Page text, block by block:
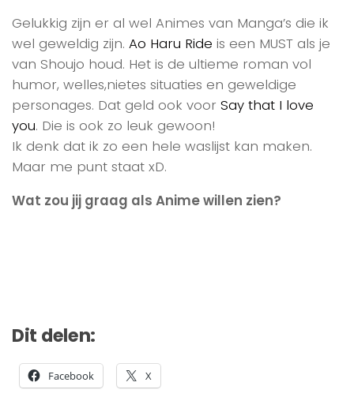
Gelukkig zijn er al wel Animes van Manga’s die ik
wel geweldig zijn. Ao Haru Ride is een MUST als je
van Shoujo houd. Het is de ultieme roman vol
humor, welles,nietes situaties en geweldige
personages. Dat geld ook voor Say that I love
you. Die is ook zo leuk gewoon!
Ik denk dat ik zo een hele waslijst kan maken.
Maar me punt staat xD.
Wat zou jij graag als Anime willen zien?
Dit delen:
Facebook X